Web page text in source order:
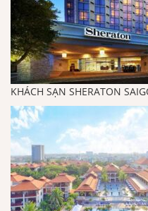
KHÁCH SẠN SHERATON